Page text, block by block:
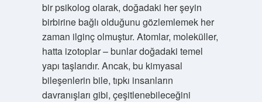
bir psikolog olarak, doğadaki her şeyin
birbirine bağlı olduğunu gözlemlemek her
zaman ilginç olmuştur. Atomlar, moleküller,
hatta izotoplar – bunlar doğadaki temel
yapı taşlarıdır. Ancak, bu kimyasal
bileşenlerin bile, tıpkı insanların
davranışları gibi, çeşitlenebileceğini